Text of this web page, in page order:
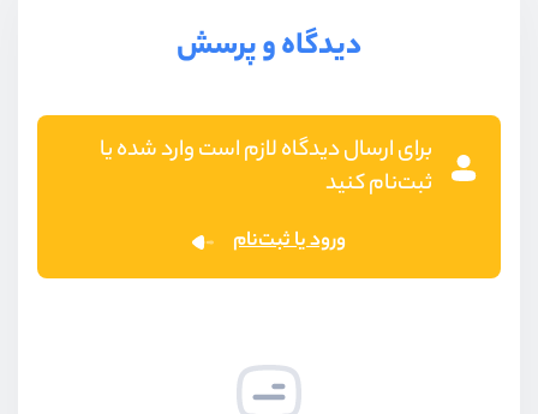
دیدگاه و پرسش
برای ارسال دیدگاه لازم است وارد شده یا
ثبت‌نام کنید
ورود یا ثبت‌نام